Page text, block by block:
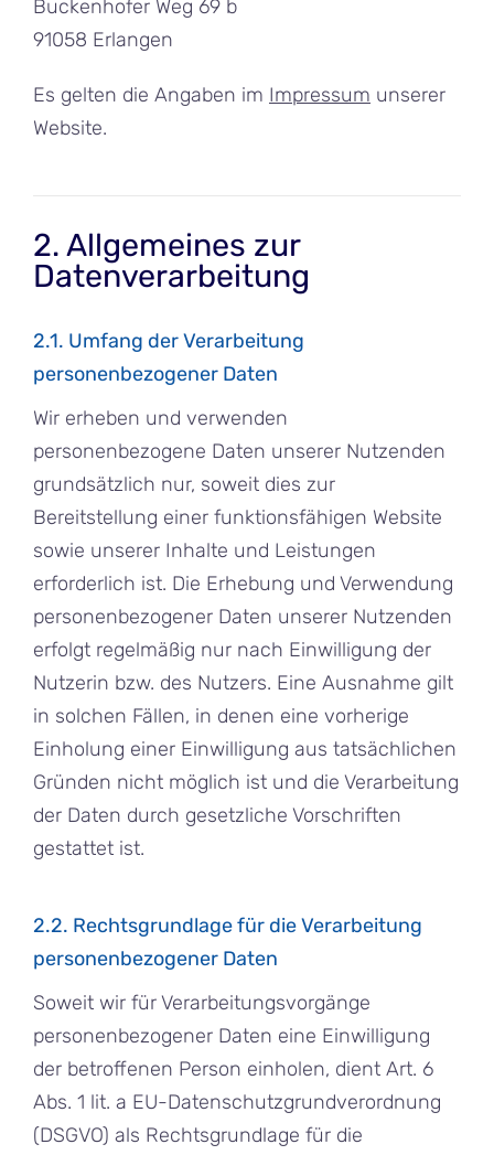
Buckenhofer Weg 69 b
91058 Erlangen
Es gelten die Angaben im Impressum unserer
Website.
2. Allgemeines zur
Datenverarbeitung
2.1. Umfang der Verarbeitung
personenbezogener Daten
Wir erheben und verwenden
personenbezogene Daten unserer Nutzenden
grundsätzlich nur, soweit dies zur
Bereitstellung einer funktionsfähigen Website
sowie unserer Inhalte und Leistungen
erforderlich ist. Die Erhebung und Verwendung
personenbezogener Daten unserer Nutzenden
erfolgt regelmäßig nur nach Einwilligung der
Nutzerin bzw. des Nutzers. Eine Ausnahme gilt
in solchen Fällen, in denen eine vorherige
Einholung einer Einwilligung aus tatsächlichen
Gründen nicht möglich ist und die Verarbeitung
der Daten durch gesetzliche Vorschriften
gestattet ist.
2.2. Rechtsgrundlage für die Verarbeitung
personenbezogener Daten
Soweit wir für Verarbeitungsvorgänge
personenbezogener Daten eine Einwilligung
der betroffenen Person einholen, dient Art. 6
Abs. 1 lit. a EU-Datenschutzgrundverordnung
(DSGVO) als Rechtsgrundlage für die